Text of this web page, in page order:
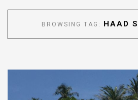
BROWSING TAG: HAAD